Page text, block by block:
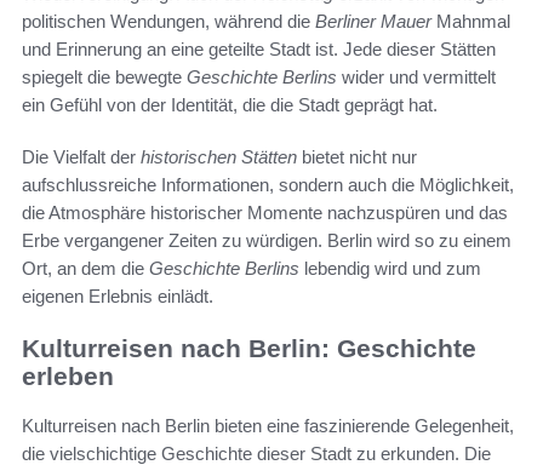
politischen Wendungen, während die Berliner MauerMahnmal
und Erinnerung an eine geteilte Stadt ist. Jede dieser Stätten
spiegelt die bewegte Geschichte Berlins wider und vermittelt
ein Gefühl von der Identität, die die Stadt geprägt hat.
Die Vielfalt der historischen Stätten bietet nicht nur
aufschlussreiche Informationen, sondern auch die Möglichkeit,
die Atmosphäre historischer Momente nachzuspüren und das
Erbe vergangener Zeiten zu würdigen. Berlin wird so zu einem
Ort, an dem die Geschichte Berlins lebendig wird und zum
eigenen Erlebnis einlädt.
Kulturreisen nach Berlin: Geschichte
erleben
Kulturreisen nach Berlin bieten eine faszinierende Gelegenheit,
die vielschichtige Geschichte dieser Stadt zu erkunden. Die